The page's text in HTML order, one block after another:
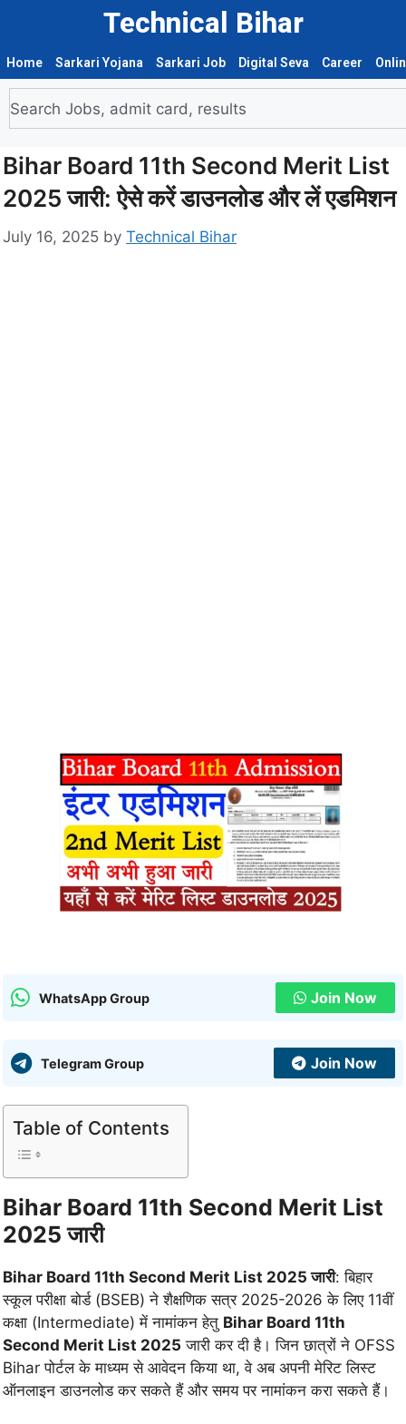
Technical Bihar
Home Sarkari Yojana Sarkari Job Digital Seva Career
Bihar Board 11th Second Merit List
2025 जारी: ऐसे करें डाउनलोड और लें एडमिशन
July 16, 2025 by Technical Bihar
WhatsApp Group Join Now
Telegram Group Join Now
Table of Contents
Bihar Board 11th Second Merit List
2025 जारी
Bihar Board 11th Second Merit List 2025 जारी: बिहार
स्कूल परीक्षा बोर्ड (BSEB) ने शैक्षणिक सत्र 2025-2026 के लिए 11वीं
कक्षा (Intermediate) में नामांकन हेतु Bihar Board 11th
Second Merit List 2025 जारी कर दी है। जिन छात्रों ने OFSS
Bihar पोर्टल के माध्यम से आवेदन किया था, वे अब अपनी मेरिट लिस्ट
ऑनलाइन डाउनलोड कर सकते हैं और समय पर नामांकन करा सकते हैं।